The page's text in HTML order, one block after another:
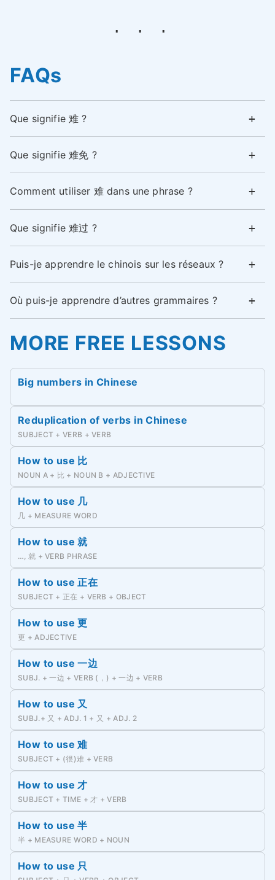
FAQs
Que signifie 难 ?
Que signifie 难免 ?
Comment utiliser 难 dans une phrase ?
Que signifie 难过 ?
Puis-je apprendre le chinois sur les réseaux ?
Où puis-je apprendre d’autres grammaires ?
MORE FREE LESSONS
Big numbers in Chinese
Reduplication of verbs in Chinese
SUBJECT + VERB + VERB
How to use 比
NOUN A + 比 + NOUN B + ADJECTIVE
How to use 几
几 + MEASURE WORD
How to use 就
…, 就 + VERB PHRASE
How to use 正在
SUBJECT + 正在 + VERB + OBJECT
How to use 更
更 + ADJECTIVE
How to use 一边
SUBJ. + 一边 + VERB (，) + 一边 + VERB
How to use 又
SUBJ.+ 又 + ADJ. 1 + 又 + ADJ. 2
How to use 难
SUBJECT + (很)难 + VERB
How to use 才
SUBJECT + TIME + 才 + VERB
How to use 半
半 + MEASURE WORD + NOUN
How to use 只